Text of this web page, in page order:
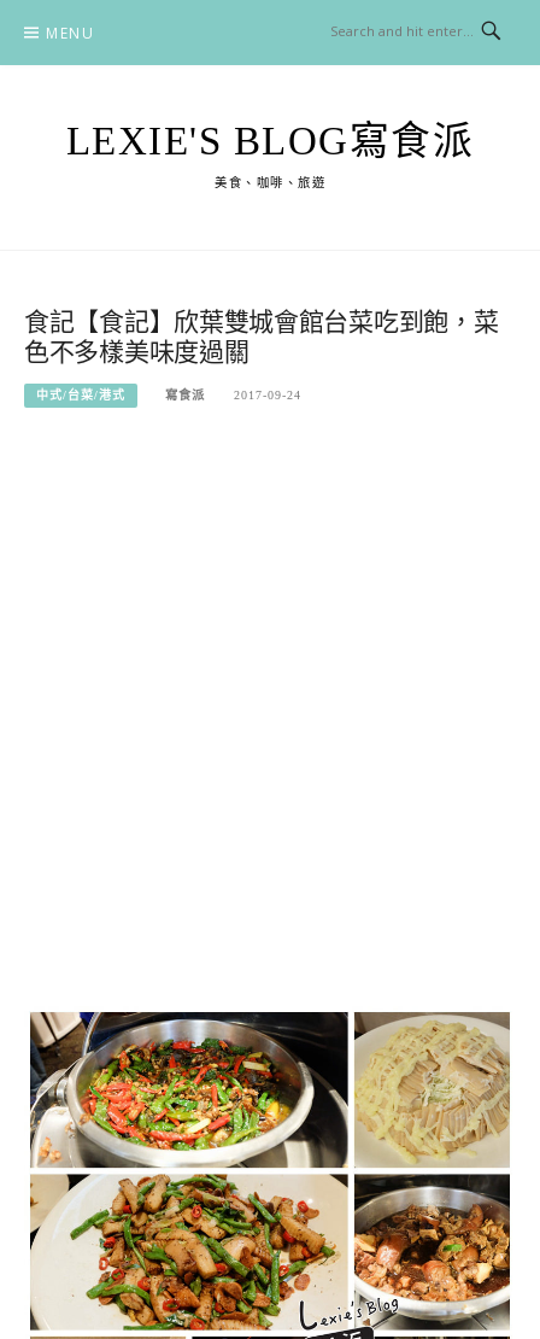
content
MENU
LEXIE'S BLOG寫食派
美食、咖啡、旅遊
食記【食記】欣葉雙城會館台菜吃到飽，菜
色不多樣美味度過關
中式/台菜/港式 寫食派 2017-09-24